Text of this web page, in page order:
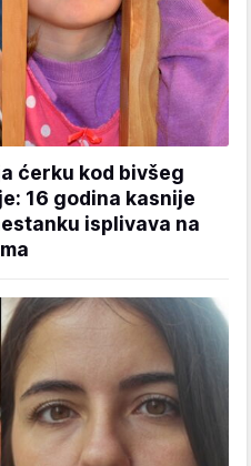
ćerku kod bivšeg
16 godina kasnije
isplivava na